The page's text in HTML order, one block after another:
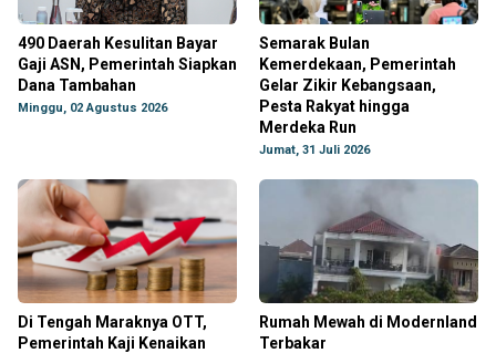
490 Daerah Kesulitan Bayar
Gaji ASN, Pemerintah Siapkan
Dana Tambahan
Minggu, 02 Agustus 2026
Semarak Bulan
Kemerdekaan, Pemerintah
Gelar Zikir Kebangsaan,
Pesta Rakyat hingga
Merdeka Run
Jumat, 31 Juli 2026
Di Tengah Maraknya OTT,
Pemerintah Kaji Kenaikan
Rumah Mewah di Modernland
Terbakar